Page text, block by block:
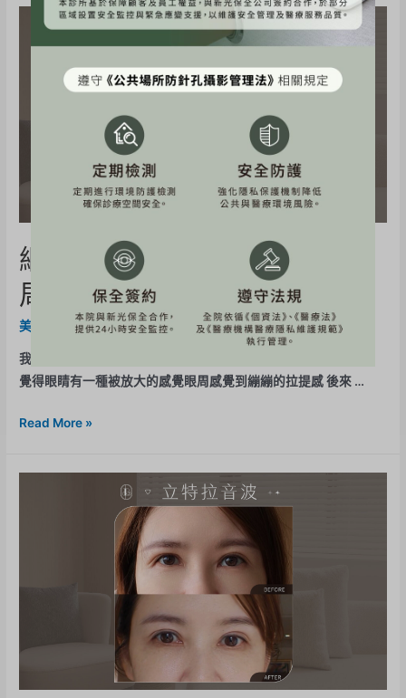
網紅《安妮》立特拉音波~眼
周拉提+細紋體驗心得分享
美力分享 ,立特拉音波/ ByBE-Evelyn
我的醫美小日記📔這次做的是立特拉眼周音波第一次做完的時候
覺得眼睛有一種被放大的感覺眼周感覺到繃繃的拉提感 後來 …
Read More »